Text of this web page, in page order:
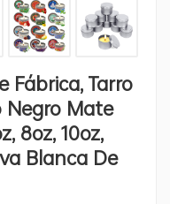
Fábrica, Tarro
Negro Mate
8oz, 10oz,
Blanca De